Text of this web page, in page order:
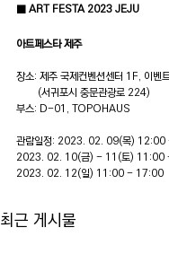
■ ART FESTA 2023 JEJU
아트페스타 제주
장소: 제주 국제컨벤션센터 1F, 이벤
        (서귀포시 중문관광로 224)
부스: D-01, TOPOHAUS
관람일정: 2023. 02. 09(목)
2023. 02. 10(금) - 11(토)
2023. 02. 12(일) 11:00 - 17:00
최근 게시물